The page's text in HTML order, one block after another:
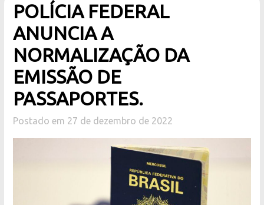
POLÍCIA FEDERAL
ANUNCIA A
NORMALIZAÇÃO DA
EMISSÃO DE
PASSAPORTES.
Postado em 27 de dezembro de 2022